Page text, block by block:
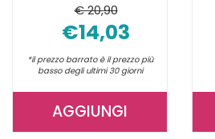
€ 20,90
€14,03
*il prezzo barrato è il prezzo più
basso degli ultimi 30 giorni
AGGIUNGIAGGIUNGI MGK